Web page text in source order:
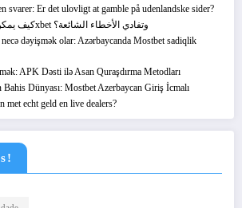
svarer: Er det ulovligt at gamble på udenlandske sider?
كيف يمكن المراهنة على 1xbet وتفادي الأخطاء الشائعة؟
dəyişmək olar: Azərbaycanda Mostbet sadiqlik
APK Dəsti ilə Asan Quraşdırma Metodları
Dünyası: Mostbet Azerbaycan Giriş İcmalı
met echt geld en live dealers?